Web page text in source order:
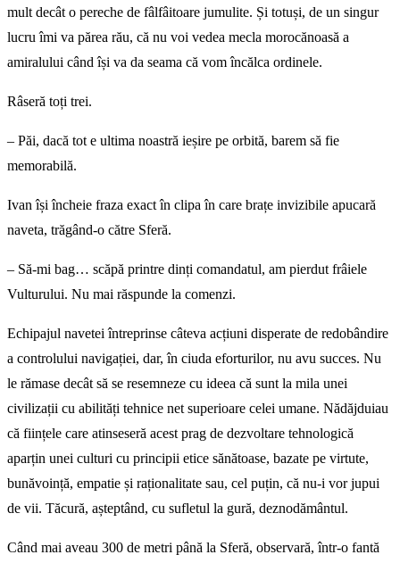
mult decât o pereche de fâlfâitoare jumulite. Și totuși, de un singur
lucru îmi va părea rău, că nu voi vedea mecla morocănoasă a
amiralului când își va da seama că vom încălca ordinele.
Râseră toți trei.
– Păi, dacă tot e ultima noastră ieșire pe orbită, barem să fie
memorabilă.
Ivan își încheie fraza exact în clipa în care brațe invizibile apucară
naveta, trăgând-o către Sferă.
– Să-mi bag… scăpă printre dinți comandatul, am pierdut frâiele
Vulturului. Nu mai răspunde la comenzi.
Echipajul navetei întreprinse câteva acțiuni disperate de redobândire
a controlului navigației, dar, în ciuda eforturilor, nu avu succes. Nu
le rămase decât să se resemneze cu ideea că sunt la mila unei
civilizații cu abilități tehnice net superioare celei umane. Nădăjduiau
că ființele care atinseseră acest prag de dezvoltare tehnologică
aparțin unei culturi cu principii etice sănătoase, bazate pe virtute,
bunăvoință, empatie și raționalitate sau, cel puțin, că nu-i vor jupui
de vii. Tăcură, așteptând, cu sufletul la gură, deznodământul.
Când mai aveau 300 de metri până la Sferă, observară, într-o fantă